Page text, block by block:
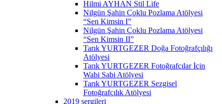
Hilmi AYHAN Stil Life
Nilgün Şahin Çoklu Pozlama Atölyesi
“Sen Kimsin I”
Nilgün Şahin Çoklu Pozlama Atölyesi
“Sen Kimsin II”
Tarık YURTGEZER Doğa Fotoğrafçılığı
Atölyesi
Tarık YURTGEZER Fotoğrafçılar İçin
Wabi Sabi Atölyesi
Tarık YURTGEZER Sezgisel
Fotoğrafçılık Atölyesi
2019 sergileri